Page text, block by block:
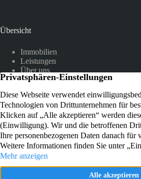
Übersicht
Immobilien
Leistungen
Über uns
Referenzen
Kontakt
Am Hammer 12
51503 Rösrath-Hoffnungsthal